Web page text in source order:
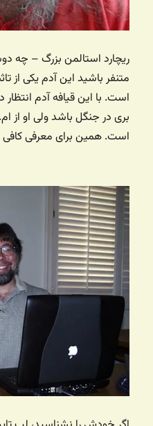
ریچارد استالمن بزرگ – چه
متنفر باشید این آدم یکی از
است. با این قیافه آدم
است. همین برای معرفی